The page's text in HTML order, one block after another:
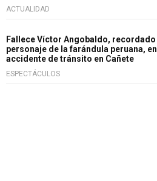
ACTUALIDAD
Fallece Víctor Angobaldo, recordado
personaje de la farándula peruana, en
accidente de tránsito en Cañete
ESPECTÁCULOS